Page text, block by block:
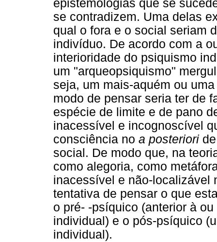
epistemologias que se
se contradizem. Uma delas
qual o fora e o social seriam
indivíduo. De acordo com a
interioridade do psiquismo
um "arqueopsiquismo"
seja, um mais-aquém ou
modo de pensar seria ter de
espécie de limite e de pano
inacessível e incognoscível
consciência no a posteriori
social. De modo que, na
como alegoria, como
inacessível e não-localizável
tentativa de pensar o que
o pré- -psíquico (anterior à
individual) e o pós-psíquico
individual).